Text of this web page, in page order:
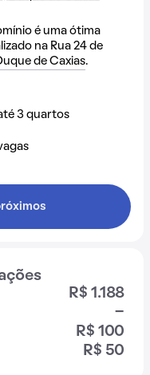
é uma ótima
na Rua 24 de
de Caxias.
3 quartos
R$ 1.188
-
R$ 100
R$ 50